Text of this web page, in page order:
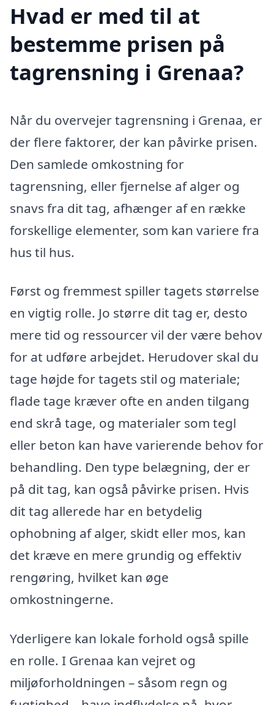
Hvad er med til at
bestemme prisen på
tagrensning i Grenaa?
Når du overvejer tagrensning i Grenaa, er
der flere faktorer, der kan påvirke prisen.
Den samlede omkostning for
tagrensning, eller fjernelse af alger og
snavs fra dit tag, afhænger af en række
forskellige elementer, som kan variere fra
hus til hus.
Først og fremmest spiller tagets størrelse
en vigtig rolle. Jo større dit tag er, desto
mere tid og ressourcer vil der være behov
for at udføre arbejdet. Herudover skal du
tage højde for tagets stil og materiale;
flade tage kræver ofte en anden tilgang
end skrå tage, og materialer som tegl
eller beton kan have varierende behov for
behandling. Den type belægning, der er
på dit tag, kan også påvirke prisen. Hvis
dit tag allerede har en betydelig
ophobning af alger, skidt eller mos, kan
det kræve en mere grundig og effektiv
rengøring, hvilket kan øge
omkostningerne.
Yderligere kan lokale forhold også spille
en rolle. I Grenaa kan vejret og
miljøforholdningen – såsom regn og